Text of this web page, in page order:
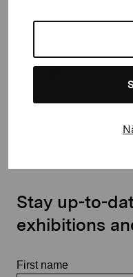
Stay up-to-
exhibitions
First name